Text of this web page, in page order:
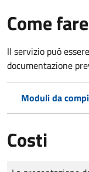
Come fare
Il servizio può
documentazione
Moduli da
Costi
Tipo di pagamento
Importo